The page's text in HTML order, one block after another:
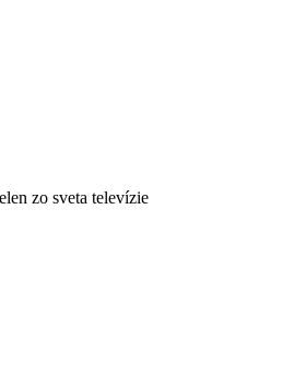
zo sveta televízie